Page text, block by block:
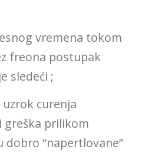
vremena tokom
freona postupak
sledeći ;
curenja
prilikom
dobro “napertlovane”